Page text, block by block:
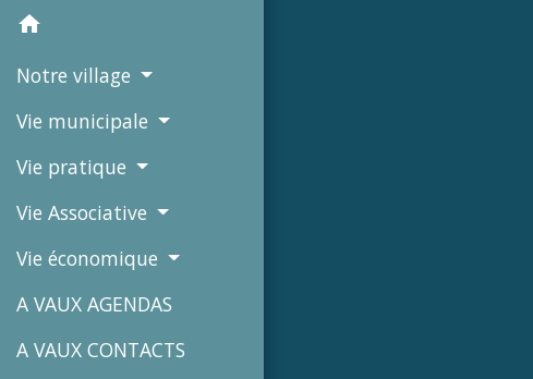
home
Notre village
Vie municipale
Vie pratique
Vie Associative
Vie économique
A VAUX AGENDAS
A VAUX CONTACTS